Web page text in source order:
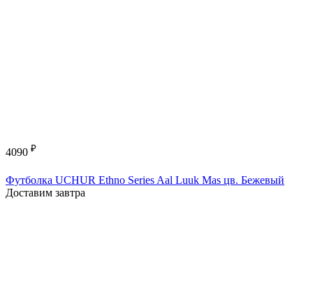
4090 ₽
Футболка UCHUR Ethno Series Aal Luuk Mas цв. Бежевый
Доставим завтра